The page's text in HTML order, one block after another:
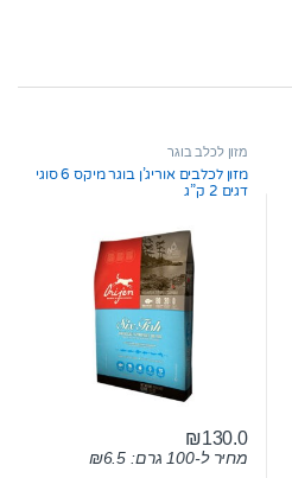
מזון לכלב בוגר
מזון לכלבים אוריג’ן בוגר מיקס 6 סוגי
דגים 2 ק”ג
₪130.0
מחיר ל-100 גרם: ₪6.5